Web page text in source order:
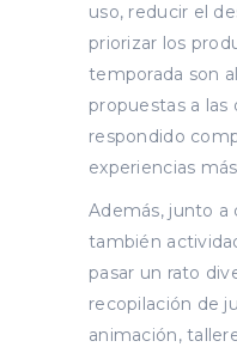
uso, reducir el
priorizar los
temporada son
propuestas a las
respondido
experiencias
Además, junto a
también
pasar un rato
recopilación de
animación,